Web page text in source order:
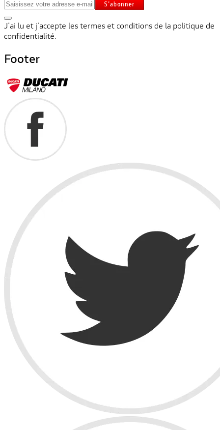
S'abonner
J'ai lu et j'accepte les termes et conditions de la politique de
confidentialité.
Footer